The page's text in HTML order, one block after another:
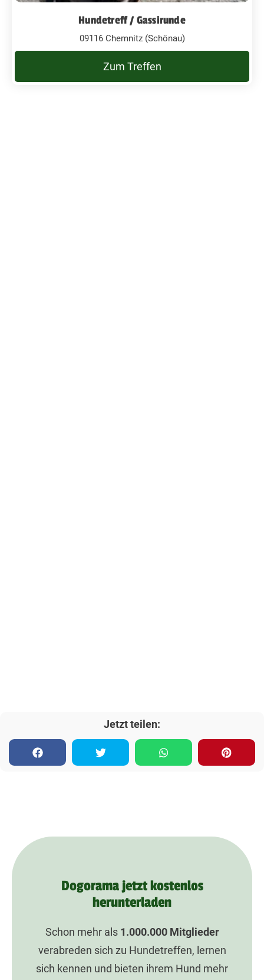
Hundetreff / Gassirunde
09116 Chemnitz (Schönau)
Zum Treffen
Jetzt teilen:
Dogorama jetzt kostenlos
herunterladen
Schon mehr als 1.000.000Mitglieder
verabreden sich zu Hundetreffen, lernen
sich kennen und bieten ihrem Hund mehr